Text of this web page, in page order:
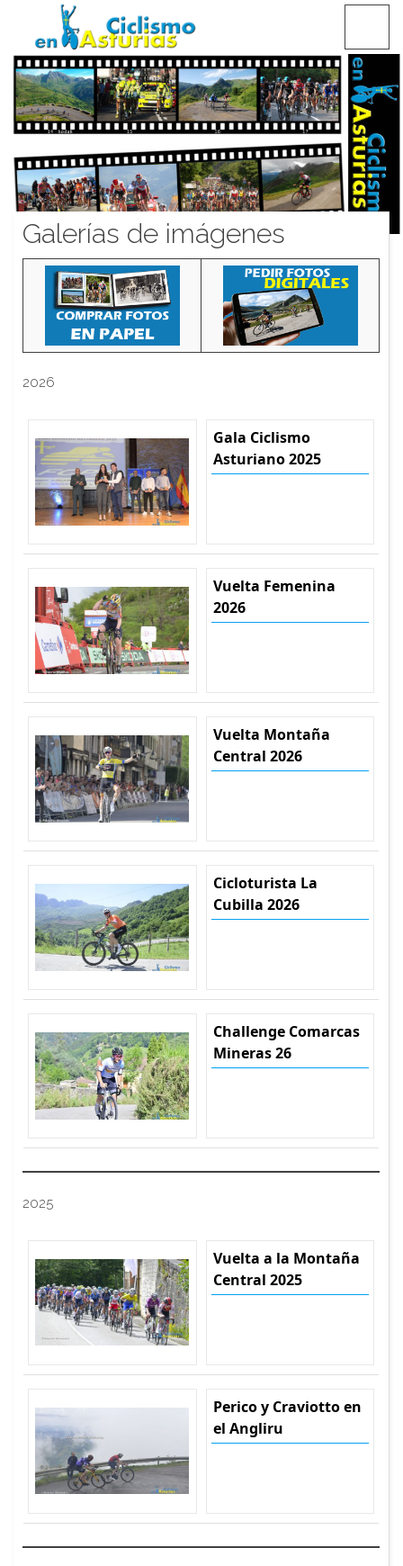
CICLISMO EN ASTURIAS
Galerías de imágenes
2026
Gala Ciclismo
Asturiano 2025
Vuelta Femenina
2026
Vuelta Montaña
Central 2026
Cicloturista La
Cubilla 2026
Challenge Comarcas
Mineras 26
2025
Vuelta a la Montaña
Central 2025
Perico y Craviotto en
el Angliru